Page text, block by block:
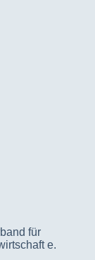
für
e.